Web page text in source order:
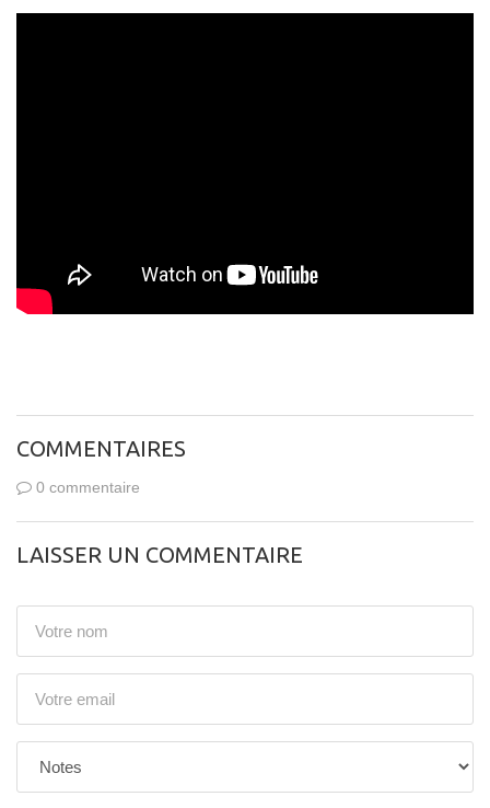
COMMENTAIRES
0 commentaire
LAISSER UN COMMENTAIRE